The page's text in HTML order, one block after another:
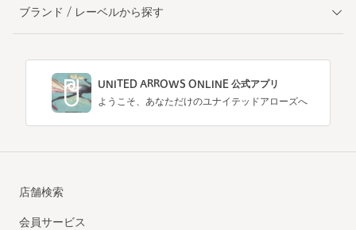
ブランド / レーベルから探す
UNITED ARROWS ONLINE 公式アプリ
ようこそ、あなただけのユナイテッドアローズへ
店舗検索
会員サービス